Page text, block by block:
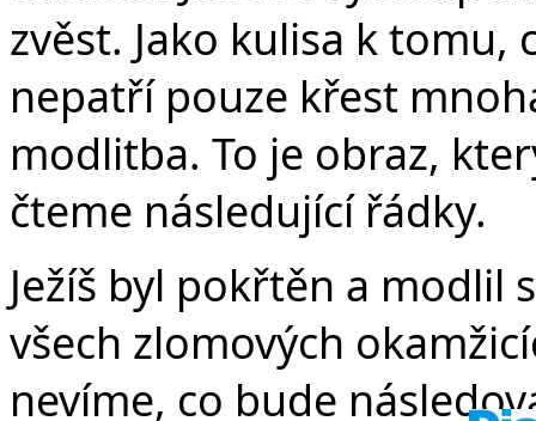
zvěst. Jako kulisa k
nepatří pouze křest
modlitba. To je obraz,
čteme následující řádky.
Ježíš byl pokřtěn a modlil
všech zlomových
nevíme, co bude